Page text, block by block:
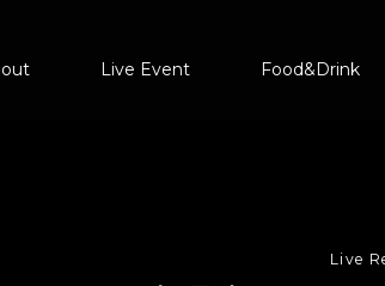
Live Event Food&Drink
Live